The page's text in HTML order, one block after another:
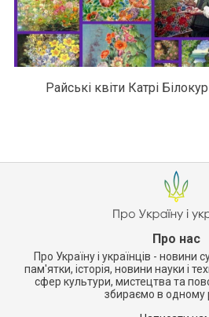
Райські квіти Катрі
Про нас
Про Україну і українців - новини
пам'ятки, історія, новини науки і
сфер культури, мистецтва та
збираємо в одному